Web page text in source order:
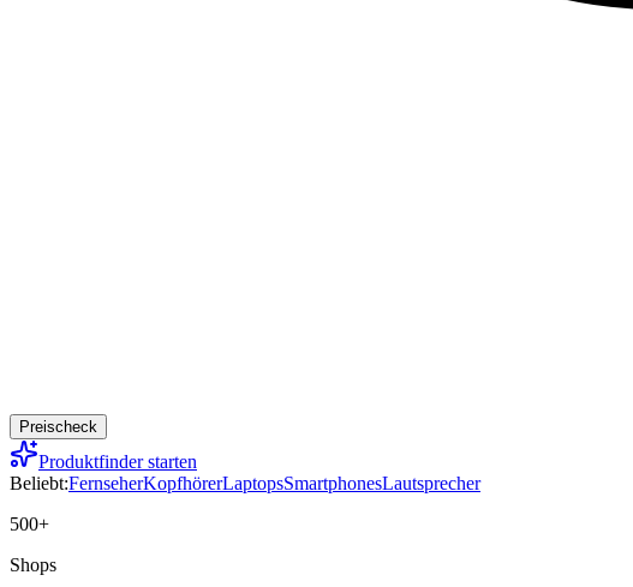
Preischeck
Produktfinder starten
Beliebt:FernseherKopfhörerLaptopsSmartphonesLautsprecher
500+
Shops